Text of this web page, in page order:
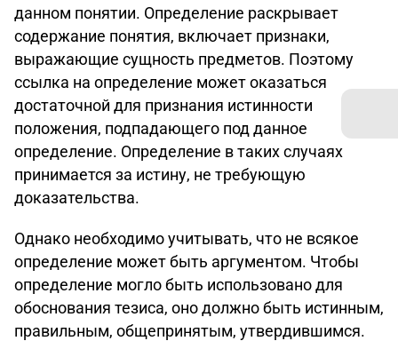
данном понятии. Определение раскрывает
содержание понятия, включает признаки,
выражающие сущность предметов. Поэтому
ссылка на определение может оказаться
достаточной для признания истинности
положения, подпадающего под данное
определение. Определение в таких случаях
принимается за истину, не требующую
доказательства.
Однако необходимо учитывать, что не всякое
определение может быть аргументом. Чтобы
определение могло быть использовано для
обоснования тезиса, оно должно быть истинным,
правильным, общепринятым, утвердившимся.